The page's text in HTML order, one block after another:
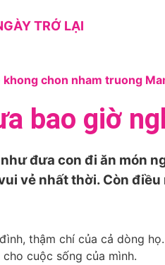
TRỞ LẠI
bao giờ
đưa con đi ăn món
vẻ nhất thời. Còn
thậm chí của cả dòng
cuộc sống của mình.